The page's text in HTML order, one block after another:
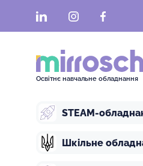
LinkedInInstagramFacebook
Освітнє навчальне обладнання
STEAM-
Шкільне